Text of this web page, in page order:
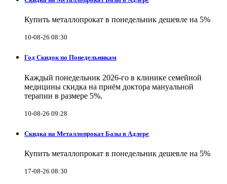
Купить металлопрокат в понедельник дешевле на 5%
10-08-26 08:30
Год Скидок по Понедельникам
Каждый понедельник 2026-го в клинике семейной
медицины скидка на приём доктора мануальной
терапии в размере 5%.
10-08-26 09:28
Скидка на Металлопрокат Базы в Адлере
Купить металлопрокат в понедельник дешевле на 5%
17-08-26 08:30